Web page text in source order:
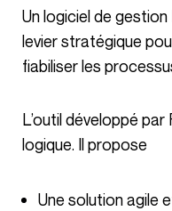
Un logiciel de gestion ERP Finance constitue un
levier stratégique
fiabiliser les
L’outil développé par Furious s’inscrit dans cette
logique. Il propose
Une solution agile